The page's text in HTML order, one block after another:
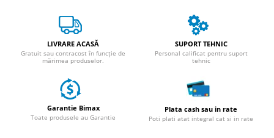
Masina Electrica 2 Locuri fara
Scutere Electrice
Cu 3 Roti fara Permis
LIVRARE ACASĂ
Gratuit sau contracost în funcție de
mărimea produselor.
SUPORT TEHNIC
Personal calificat pentru suport
tehnic
Garantie Bimax
Toate produsele au Garantie
Plata cash sau in rate
Poti plati atat integral cat si in rate